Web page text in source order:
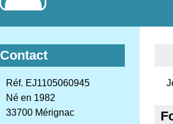
Contact
Réf. EJ1105060945
Né en 1982
33700 Mérignac